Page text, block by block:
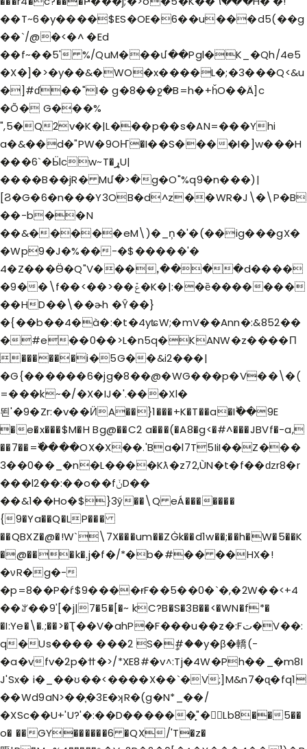
��T~6�y����$ES�OE�6��u���d5(��g
��`/@�<�^ �Ed
��f~��5' %/QuM���մ��Pgl�K_�Qh/4e5
�X�]�>�y��&�WO�x����L�;�3���Q<&u
�]#ɗ��"I� g�8��ջ�B=h�+ȟO��Ä]c
�Õ� G���%
",5�Q2v�K�|L���p��s�AN=���Yhi
a�&��d�"PW�9OҤ�I��S����I�]w���H
���6`�Ӹcw~T�ړU|
����B��jR� Mմ�>�g�O"%q9�n���)|
[Ϩ�G�6�n���Y3OB�d^z��WR�J\�\P�B
��-b��N
��&�����eM\)�_ņ�'�(��ig���gX�
�Wp9�J�%��-�$�����'�
4�Z���Ӫ�Q"V���ꓹ����d����
�9��\f��<��>��ݞ�K�|:��ȅ�������
��HD��\��ɚh �Ŷ��}
�{��b��4�à�:�t�4yʨW;�mV��Ann�:&852��
�#e��0��>L�n5q�KANW�z����П
������i�5G��&i2���|
�G{������6�jg�8��@�WG���p�V��\�(
=���k~�/�X�IJ�'.���Xl�
뙨'�9�Zr:�v��ӤA��}1���+K�T��a�Iؕ��9E
�e�x���$M�H Bg@��C2 a���(�A8�g<�#^���JBVf�-a,
��7��=߰����OX�X��.'Ba�l7T5IiI��Z���
3��0��_�n�L����Kƛ�z72,ÙN�t�f��ǳr8�r
���l2��:��o��fݩD��
��&1��Ho�$}3ӯ��\Q eÁ�������
{9�Ya��Q�LP���
��QBXZ�@�!W`\7X���um��ZĠk��d1w��;��h�W�5��K
�@���k�܄j�f�/*�b�#�� ��HX�!
�νR�g�-
�p=8��P�ŕ$9����ɍF��5��0�`�,�2W��<+4
��ꌎ��9'[�j|7�5�[�~ kC?B�S�3B��<�WN�f*�
�I:Ye�\�.;��>�Ҭ��V�ahP�F���u��z�:Fت�V��:
q�Us���� ���2 S�ީ#��y�β�轎(-
�a�vfv�2p�ߚ�>/*XE8#�v˄:Tj�4W�Ph��_�m8I
J'Sx� i�_��ʊ��<����X��`�V;]M&n7�ɋ�fq1
��Wd9aN>��͎�3E�ʞR�(g�N*_��/
�XSc��U+'U?'�:��D������̙"�񭾷Lb8��5��
o� ��GY������6 �QX/'T�z�